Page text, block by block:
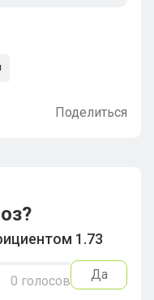
Поделиться
1.73
0 голосов Да